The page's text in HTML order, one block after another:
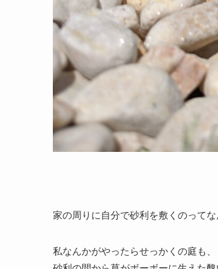
家の周りに自分で砂利を敷くのって
私なんかがやったらせっかくの庭も、